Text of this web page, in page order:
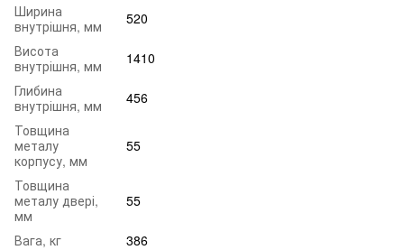
Ширина
внутрішня, мм
520
Висота
внутрішня, мм
1410
Глибина
внутрішня, мм
456
Товщина
металу
корпусу, мм
55
Товщина
металу двері,
мм
55
Вага, кг
386